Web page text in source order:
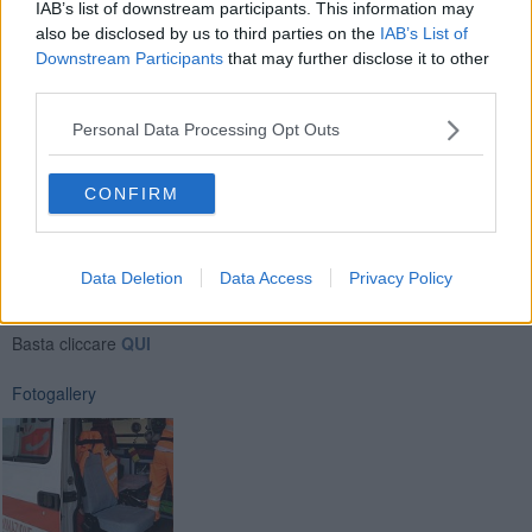
IAB’s list of downstream participants. This information may
also be disclosed by us to third parties on the IAB’s List of
Downstream Participants that may further disclose it to other
Personal Data Processing Opt Outs
CONFIRM
Data Deletion Data Access Privacy Policy
Newsletter QUInews - ToscanaMedia.Arriva gratis tutti i giorni
Basta cliccare QUI
Fotogallery